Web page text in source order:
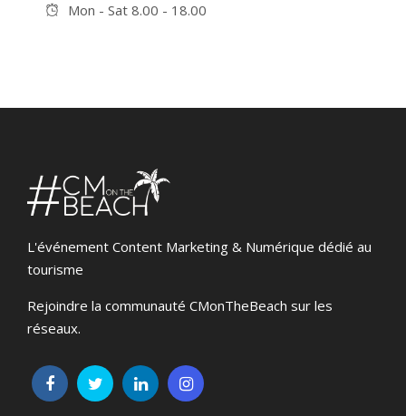
Mon - Sat 8.00 - 18.00
L'événement Content Marketing & Numérique dédié au
tourisme
Rejoindre la communauté CMonTheBeach sur les
réseaux.